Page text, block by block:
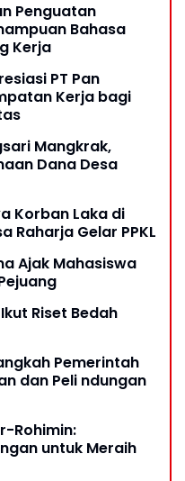
Penguatan
Bahasa
Kerja
PT Pan
Kerja bagi
Mangkrak,
Dana Desa
Korban Laka di
Raharja Gelar PPKL
Ajak Mahasiswa
Riset Bedah
Pemerintah
dan Peli ndungan
Rohimin:
untuk Meraih